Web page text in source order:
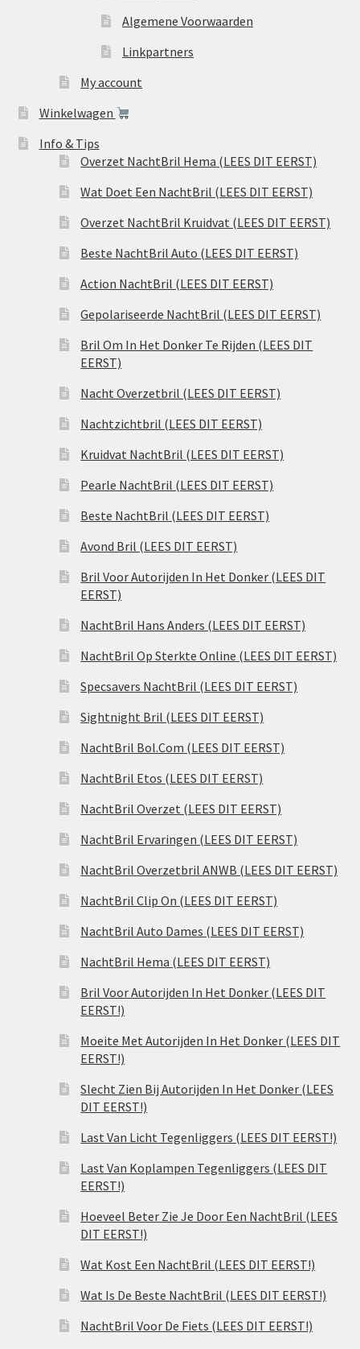
Algemene Voorwaarden
Linkpartners
My account
Winkelwagen
Info & Tips
Overzet NachtBril Hema (LEES DIT EERST)
Wat Doet Een NachtBril (LEES DIT EERST)
Overzet NachtBril Kruidvat (LEES DIT EERST)
Beste NachtBril Auto (LEES DIT EERST)
Action NachtBril (LEES DIT EERST)
Gepolariseerde NachtBril (LEES DIT EERST)
Bril Om In Het Donker Te Rijden (LEES DIT
EERST)
Nacht Overzetbril (LEES DIT EERST)
Nachtzichtbril (LEES DIT EERST)
Kruidvat NachtBril (LEES DIT EERST)
Pearle NachtBril (LEES DIT EERST)
Beste NachtBril (LEES DIT EERST)
Avond Bril (LEES DIT EERST)
Bril Voor Autorijden In Het Donker (LEES DIT
EERST)
NachtBril Hans Anders (LEES DIT EERST)
NachtBril Op Sterkte Online (LEES DIT EERST)
Specsavers NachtBril (LEES DIT EERST)
Sightnight Bril (LEES DIT EERST)
NachtBril Bol.Com (LEES DIT EERST)
NachtBril Etos (LEES DIT EERST)
NachtBril Overzet (LEES DIT EERST)
NachtBril Ervaringen (LEES DIT EERST)
NachtBril Overzetbril ANWB (LEES DIT EERST)
NachtBril Clip On (LEES DIT EERST)
NachtBril Auto Dames (LEES DIT EERST)
NachtBril Hema (LEES DIT EERST)
Bril Voor Autorijden In Het Donker (LEES DIT
EERST!)
Moeite Met Autorijden In Het Donker (LEES DIT
EERST!)
Slecht Zien Bij Autorijden In Het Donker (LEES
DIT EERST!)
Last Van Licht Tegenliggers (LEES DIT EERST!)
Last Van Koplampen Tegenliggers (LEES DIT
EERST!)
Hoeveel Beter Zie Je Door Een NachtBril (LEES
DIT EERST!)
Wat Kost Een NachtBril (LEES DIT EERST!)
Wat Is De Beste NachtBril (LEES DIT EERST!)
NachtBril Voor De Fiets (LEES DIT EERST!)